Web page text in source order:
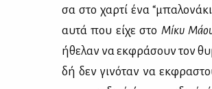
σα στο χαρ­τί ένα
αυ­τά που εί­χε στο Μί­κυ
ήθε­λαν να εκ­φρά­σουν τον
δή δεν γι­νό­ταν να